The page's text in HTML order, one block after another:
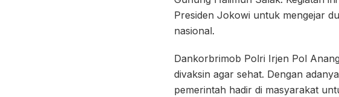
Presiden Jokowi untuk mengejar
nasional.
Dankorbrimob Polri Irjen Pol
divaksin agar sehat. Dengan
pemerintah hadir di masyarakat